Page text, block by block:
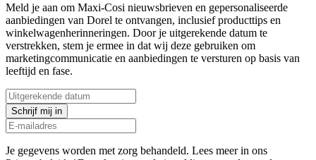
Meld je aan om Maxi-Cosi nieuwsbrieven en gepersonaliseerde
aanbiedingen van Dorel te ontvangen, inclusief producttips en
winkelwagenherinneringen. Door je uitgerekende datum te
verstrekken, stem je ermee in dat wij deze gebruiken om
marketingcommunicatie en aanbiedingen te versturen op basis van
leeftijd en fase.
Schrijf mij in
Je gegevens worden met zorg behandeld. Lees meer in ons